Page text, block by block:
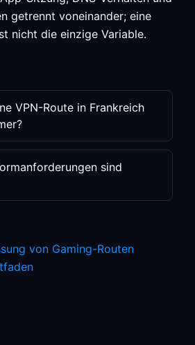
getrennt voneinander; eine
nicht die einzige Variable.
VPN-Route in Frankreich
sind
von Gaming-Routen